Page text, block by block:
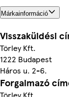
Márkainformáció
Visszaküldési
Törley Kft.
1222 Budapest
Háros u. 2-6.
Forgalmazó